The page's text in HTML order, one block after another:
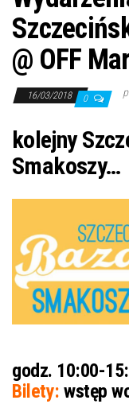
@ OFF
16/03/2018 0
kolejny
Smakoszy…
godz. 10:00-
Bilety: wstęp